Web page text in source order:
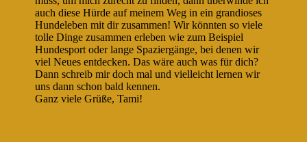
auch diese Hürde auf meinem Weg in ein grandioses
Hundeleben mit dir zusammen! Wir könnten so viele
tolle Dinge zusammen erleben wie zum Beispiel
Hundesport oder lange Spaziergänge, bei denen wir
viel Neues entdecken. Das wäre auch was für dich?
Dann schreib mir doch mal und vielleicht lernen wir
uns dann schon bald kennen.
Ganz viele Grüße, Tami!